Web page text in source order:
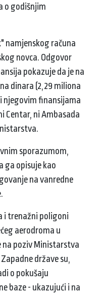
o godišnjim
namjenskog računa
novca. Odgovor
pokazuje da je na
dinara (2,29 miliona
njegovim finansijama
Centar, ni Ambasada
sporazumom,
ga opisuje kao
na vanredne
i trenažni poligoni
aerodroma u
na poziv Ministarstva
države su,
o pokušaju
baze - ukazujući i na